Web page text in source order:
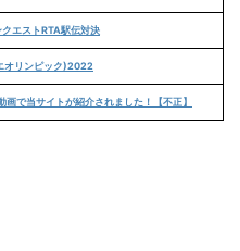
エストRTA駅伝対決
オリンピック)2022
画で当サイトが紹介されました！【不正】